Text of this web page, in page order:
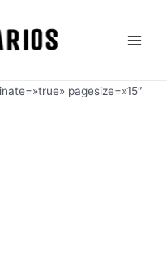
pagesize=»15″